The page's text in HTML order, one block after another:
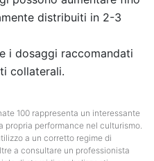
distribuiti in 2-3
i dosaggi raccomandati
collaterali.
100 rappresenta un interessante
propria performance nel culturismo.
a un corretto regime di
a consultare un professionista